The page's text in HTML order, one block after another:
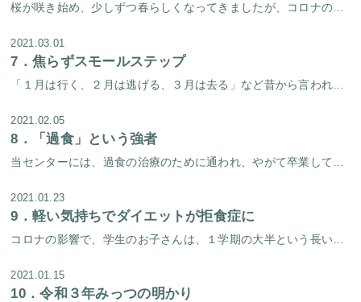
2021.03.01
7． 焦らずスモールステップ
2021.02.05
8． 「過食」という強者
2021.01.23
9． 軽い気持ちでダイエットが拒食症に
2021.01.15
10．令和３年みっつの明かり